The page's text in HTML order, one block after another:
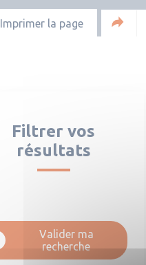
Imprimer la page
Filtrer vos
résultats
Valider ma
recherche